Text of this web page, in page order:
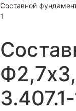
Составной
1